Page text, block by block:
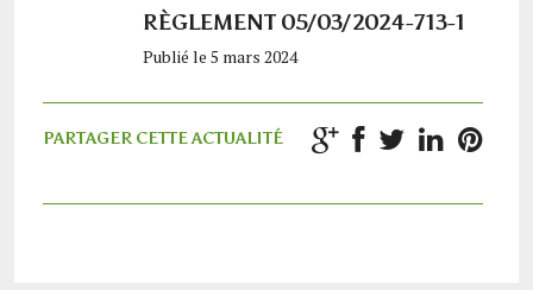
RÈGLEMENT 05/03/2024-713-1
Publié le 5 mars 2024
PARTAGER CETTE ACTUALITÉ